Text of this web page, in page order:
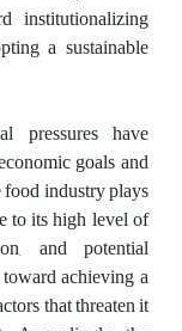
institutionalizing
a sustainable
pressures have
goals and
industry plays
to its high level of
and potential
achieving a
that threaten it